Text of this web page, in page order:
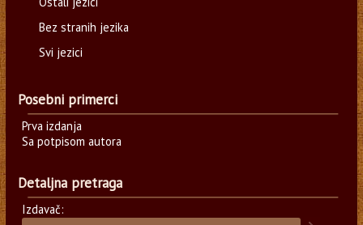
Bez stranih jezika
Svi jezici
Posebni primerci
Prva izdanja
Sa potpisom autora
Detaljna pretraga
Izdavač: